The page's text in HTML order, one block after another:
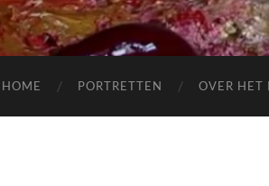
HOME PORTRETTEN OVER HET